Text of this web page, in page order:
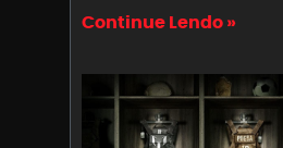
Continue Lendo »